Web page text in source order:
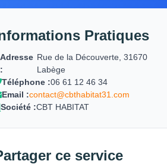
Pratiques
Adresse
:
Rue de la Découverte, 31670
Labège
Téléphone :06 61 12 46 34
Email :contact@cbthabitat31.com
Société :CBT HABITAT
ce service